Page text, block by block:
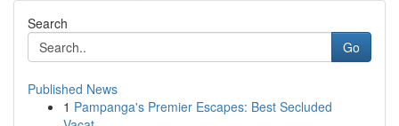
Search
Go
Published News
1 Pampanga's Premier Escapes: Best Secluded